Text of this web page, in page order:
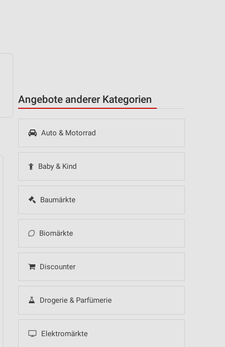
Angebote anderer Kategorien
Auto & Motorrad
Baby & Kind
Baumärkte
Biomärkte
Discounter
Drogerie & Parfümerie
Elektromärkte